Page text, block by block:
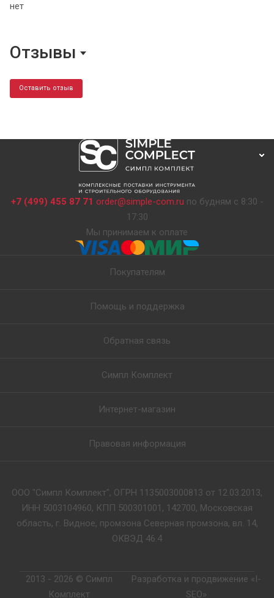
нет
Отзывы
Оставить отзыв
+7 (499) 455 87 71 order@simple-com.ru по будням с 8:30 -
17:30
Мы принимаем к оплате
Покупателям
Помощь и поддержка
Обратная связь
Симпл Комплект
Интернет-магазин
Правовая информация
ООО "Симпл Комплект", ОГРН 1135003000813 от 12.03.2013,
ИНН 5003104960, КПП 500301001, 142700, Московская
область, г. Видное, промзона Северная промзона, вл. 14,
ОКВЭД 46.4
2013 - 2026 © Симпл
Комплект
Разработка и продвижение «I-
SEO»